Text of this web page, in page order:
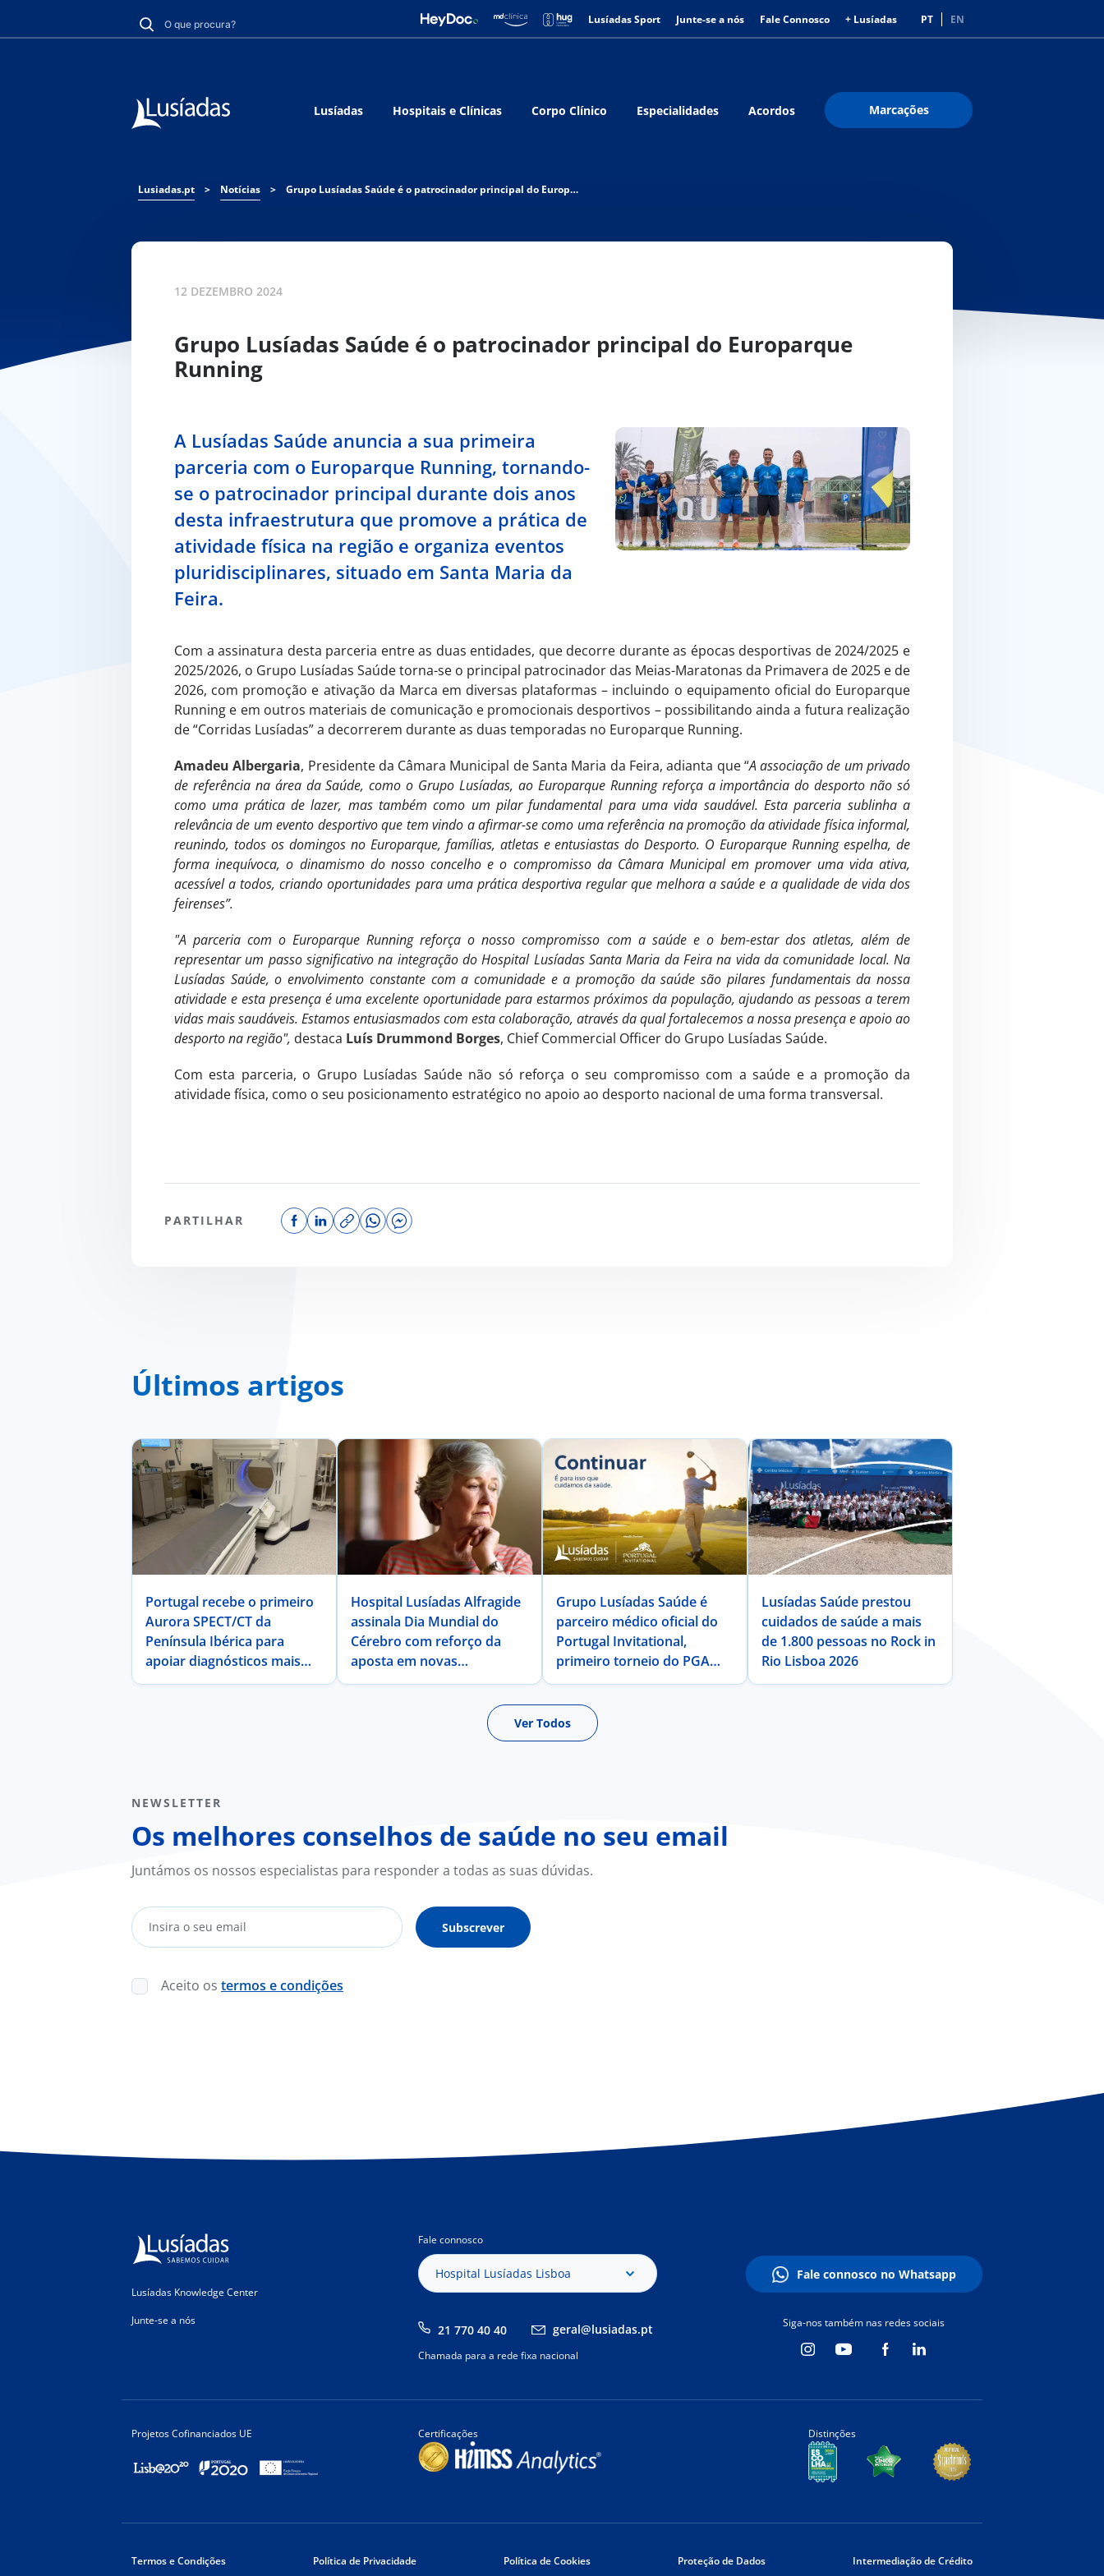
Lusíadas Sport Junte-se a nós Fale Connosco + Lusíadas PT EN
Lusíadas Hospitais e Clínicas Corpo Clínico Especialidades Acordos Marcações
Lusiadas.pt > Notícias > Grupo Lusíadas Saúde é o patrocinador principal do Europarque Running
12 DEZEMBRO 2024
Grupo Lusíadas Saúde é o patrocinador principal do Europarque
Running
A Lusíadas Saúde anuncia a sua primeira
parceria com o Europarque Running, tornando-
se o patrocinador principal durante dois anos
desta infraestrutura que promove a prática de
atividade física na região e organiza eventos
pluridisciplinares, situado em Santa Maria da
Feira.
Com a assinatura desta parceria entre as duas entidades, que decorre durante as épocas desportivas de 2024/2025 e
2025/2026, o Grupo Lusíadas Saúde torna-se o principal patrocinador das Meias-Maratonas da Primavera de 2025 e de
2026, com promoção e ativação da Marca em diversas plataformas – incluindo o equipamento oficial do Europarque
Running e em outros materiais de comunicação e promocionais desportivos – possibilitando ainda a futura realização
de “Corridas Lusíadas” a decorrerem durante as duas temporadas no Europarque Running.
Amadeu Albergaria, Presidente da Câmara Municipal de Santa Maria da Feira, adianta que “A associação de um privado
de referência na área da Saúde, como o Grupo Lusíadas, ao Europarque Running reforça a importância do desporto não só
como uma prática de lazer, mas também como um pilar fundamental para uma vida saudável. Esta parceria sublinha a
relevância de um evento desportivo que tem vindo a afirmar-se como uma referência na promoção da atividade física informal,
reunindo, todos os domingos no Europarque, famílias, atletas e entusiastas do Desporto. O Europarque Running espelha, de
forma inequívoca, o dinamismo do nosso concelho e o compromisso da Câmara Municipal em promover uma vida ativa,
acessível a todos, criando oportunidades para uma prática desportiva regular que melhora a saúde e a qualidade de vida dos
feirenses”.
"A parceria com o Europarque Running reforça o nosso compromisso com a saúde e o bem-estar dos atletas, além de
representar um passo significativo na integração do Hospital Lusíadas Santa Maria da Feira na vida da comunidade local. Na
Lusíadas Saúde, o envolvimento constante com a comunidade e a promoção da saúde são pilares fundamentais da nossa
atividade e esta presença é uma excelente oportunidade para estarmos próximos da população, ajudando as pessoas a terem
vidas mais saudáveis. Estamos entusiasmados com esta colaboração, através da qual fortalecemos a nossa presença e apoio ao
desporto na região", destaca Luís Drummond Borges, Chief Commercial Officer do Grupo Lusíadas Saúde.
Com esta parceria, o Grupo Lusíadas Saúde não só reforça o seu compromisso com a saúde e a promoção da
atividade física, como o seu posicionamento estratégico no apoio ao desporto nacional de uma forma transversal.
PARTILHAR
Últimos artigos
Portugal recebe o primeiro
Aurora SPECT/CT da
Península Ibérica para
apoiar diagnósticos mais
rápidos e precisos em
Hospital Lusíadas Alfragide
assinala Dia Mundial do
Cérebro com reforço da
aposta em novas
terapêuticas para a Doença
Grupo Lusíadas Saúde é
parceiro médico oficial do
Portugal Invitational,
primeiro torneio do PGA
TOUR Champions em
Portugal
Lusíadas Saúde prestou
cuidados de saúde a mais
de 1.800 pessoas no Rock in
Rio Lisboa 2026
Ver Todos
NEWSLETTER
Os melhores conselhos de saúde no seu email
Juntámos os nossos especialistas para responder a todas as suas dúvidas.
Aceito os termos e condições
Lusíadas Knowledge Center
Junte-se a nós
Fale connosco
Hospital Lusíadas Lisboa
21 770 40 40 geral@lusiadas.pt
Chamada para a rede fixa nacional
Fale connosco no Whatsapp
Siga-nos também nas redes sociais
Projetos Cofinanciados UE Certificações Distinções
Termos e Condições Política de Privacidade Política de Cookies Proteção de Dados Intermediação de Crédito